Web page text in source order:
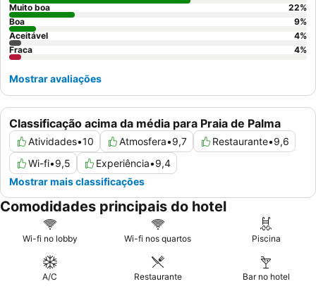
considere reservar um quarto com um
terraço no último piso e
jacuzzi
Classificação acima da média para Praia de Palma
Atividades•10 Atmosfera•9,7 Restaurante•9,6
Wi-fi•9,5 Experiência•9,4
Mostrar mais classificações
Muito boa
22%
Boa
9%
Aceitável
4%
Fraca
4%
Mostrar avaliações
Comodidades principais do hotel
Wi-fi no lobby Wi-fi nos quartos Piscina
A/C Restaurante Bar no hotel